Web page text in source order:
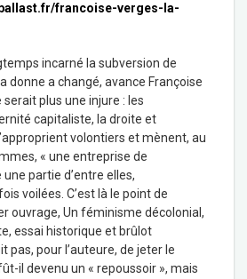
francoise-verges-la-
incarné la subversion de
donne a changé, avance Françoise
plus une injure : les
capitaliste, la droite et
volontiers et mènent, au
« une entreprise de
partie d’entre elles,
voilées. C’est là le point de
ouvrage, Un féminisme décolonial,
essai historique et brûlot
pas, pour l’auteure, de jeter le
il devenu un « repoussoir », mais